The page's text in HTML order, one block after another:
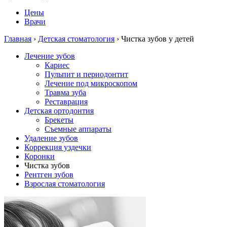
Цены
Врачи
Главная › Детская стоматология › Чистка зубов у детей
Лечение зубов
Кариес
Пульпит и периодонтит
Лечение под микроскопом
Травма зуба
Реставрация
Детская ортодонтия
Брекеты
Съемные аппараты
Удаление зубов
Коррекция уздечки
Коронки
Чистка зубов
Рентген зубов
Взрослая стоматология